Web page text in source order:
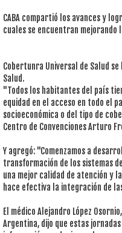
CABA compartió los avances y
cuales se encuentran mejorando
Cobertunra Universal de Salud
Salud.
"Todos los habitantes del país
equidad en el acceso en todo el
socioeconómica o del tipo de
Centro de Convenciones Arturo
Y agregó: "Comenzamos a
transformación de los sistemas
una mejor calidad de atención y
hace efectiva la integración de
El médico Alejandro López
Argentina, dijo que estas